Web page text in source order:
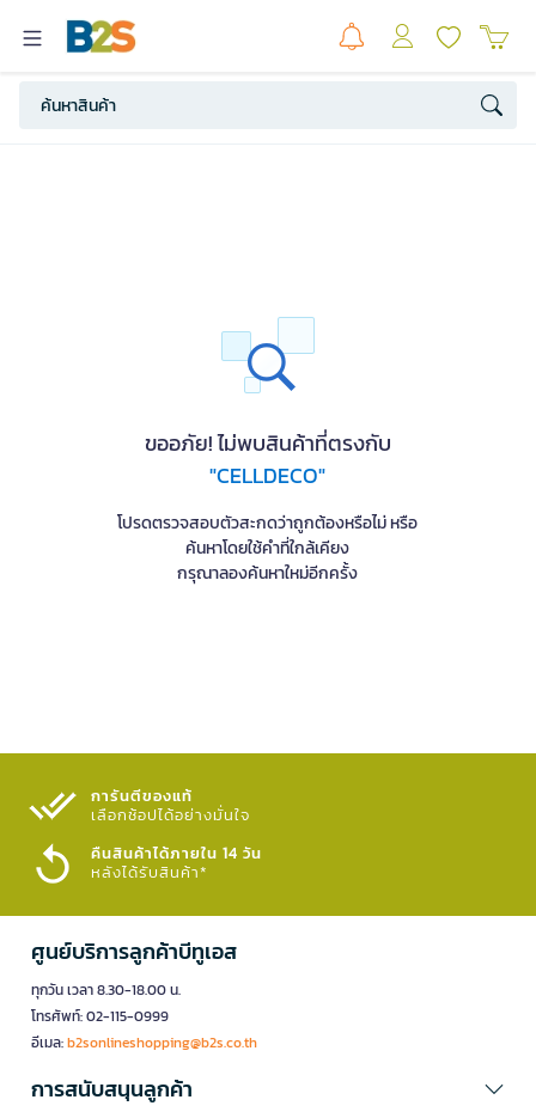
ขออภัย! ไม่พบสินค้าที่ตรงกับ
"CELLDECO"
โปรดตรวจสอบตัวสะกดว่าถูกต้องหรือไม่ หรือ
ค้นหาโดยใช้คำที่ใกล้เคียง
กรุณาลองค้นหาใหม่อีกครั้ง
การันตีของแท้
เลือกช้อปได้อย่างมั่นใจ​
คืนสินค้าได้ภายใน 14 วัน
หลังได้รับสินค้า*
ศูนย์บริการลูกค้าบีทูเอส
ทุกวัน เวลา 8.30-18.00 น.
โทรศัพท์: 02-115-0999
อีเมล:b2sonlineshopping@b2s.co.th
การสนับสนุนลูกค้า